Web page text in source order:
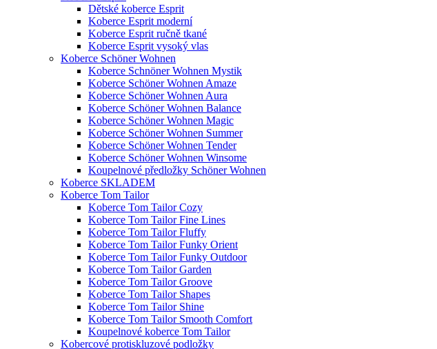
Dětské koberce Esprit
Koberce Esprit moderní
Koberce Esprit ručně tkané
Koberce Esprit vysoký vlas
Koberce Schöner Wohnen
Koberce Schnöner Wohnen Mystik
Koberce Schöner Wohnen Amaze
Koberce Schöner Wohnen Aura
Koberce Schöner Wohnen Balance
Koberce Schöner Wohnen Magic
Koberce Schöner Wohnen Summer
Koberce Schöner Wohnen Tender
Koberce Schöner Wohnen Winsome
Koupelnové předložky Schöner Wohnen
Koberce SKLADEM
Koberce Tom Tailor
Koberce Tom Tailor Cozy
Koberce Tom Tailor Fine Lines
Koberce Tom Tailor Fluffy
Koberce Tom Tailor Funky Orient
Koberce Tom Tailor Funky Outdoor
Koberce Tom Tailor Garden
Koberce Tom Tailor Groove
Koberce Tom Tailor Shapes
Koberce Tom Tailor Shine
Koberce Tom Tailor Smooth Comfort
Koupelnové koberce Tom Tailor
Kobercové protiskluzové podložky